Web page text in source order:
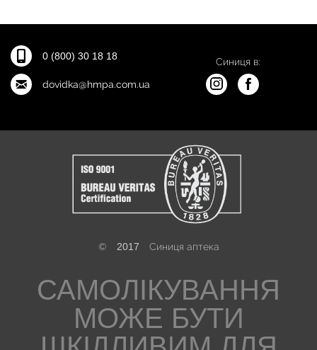
0 (800) 30 18 18
dovidka@hmpa.com.ua
Синиця в:
© 2017 Синиця аптека
САМОЛІКУВАННЯ
МОЖЕ БУТИ